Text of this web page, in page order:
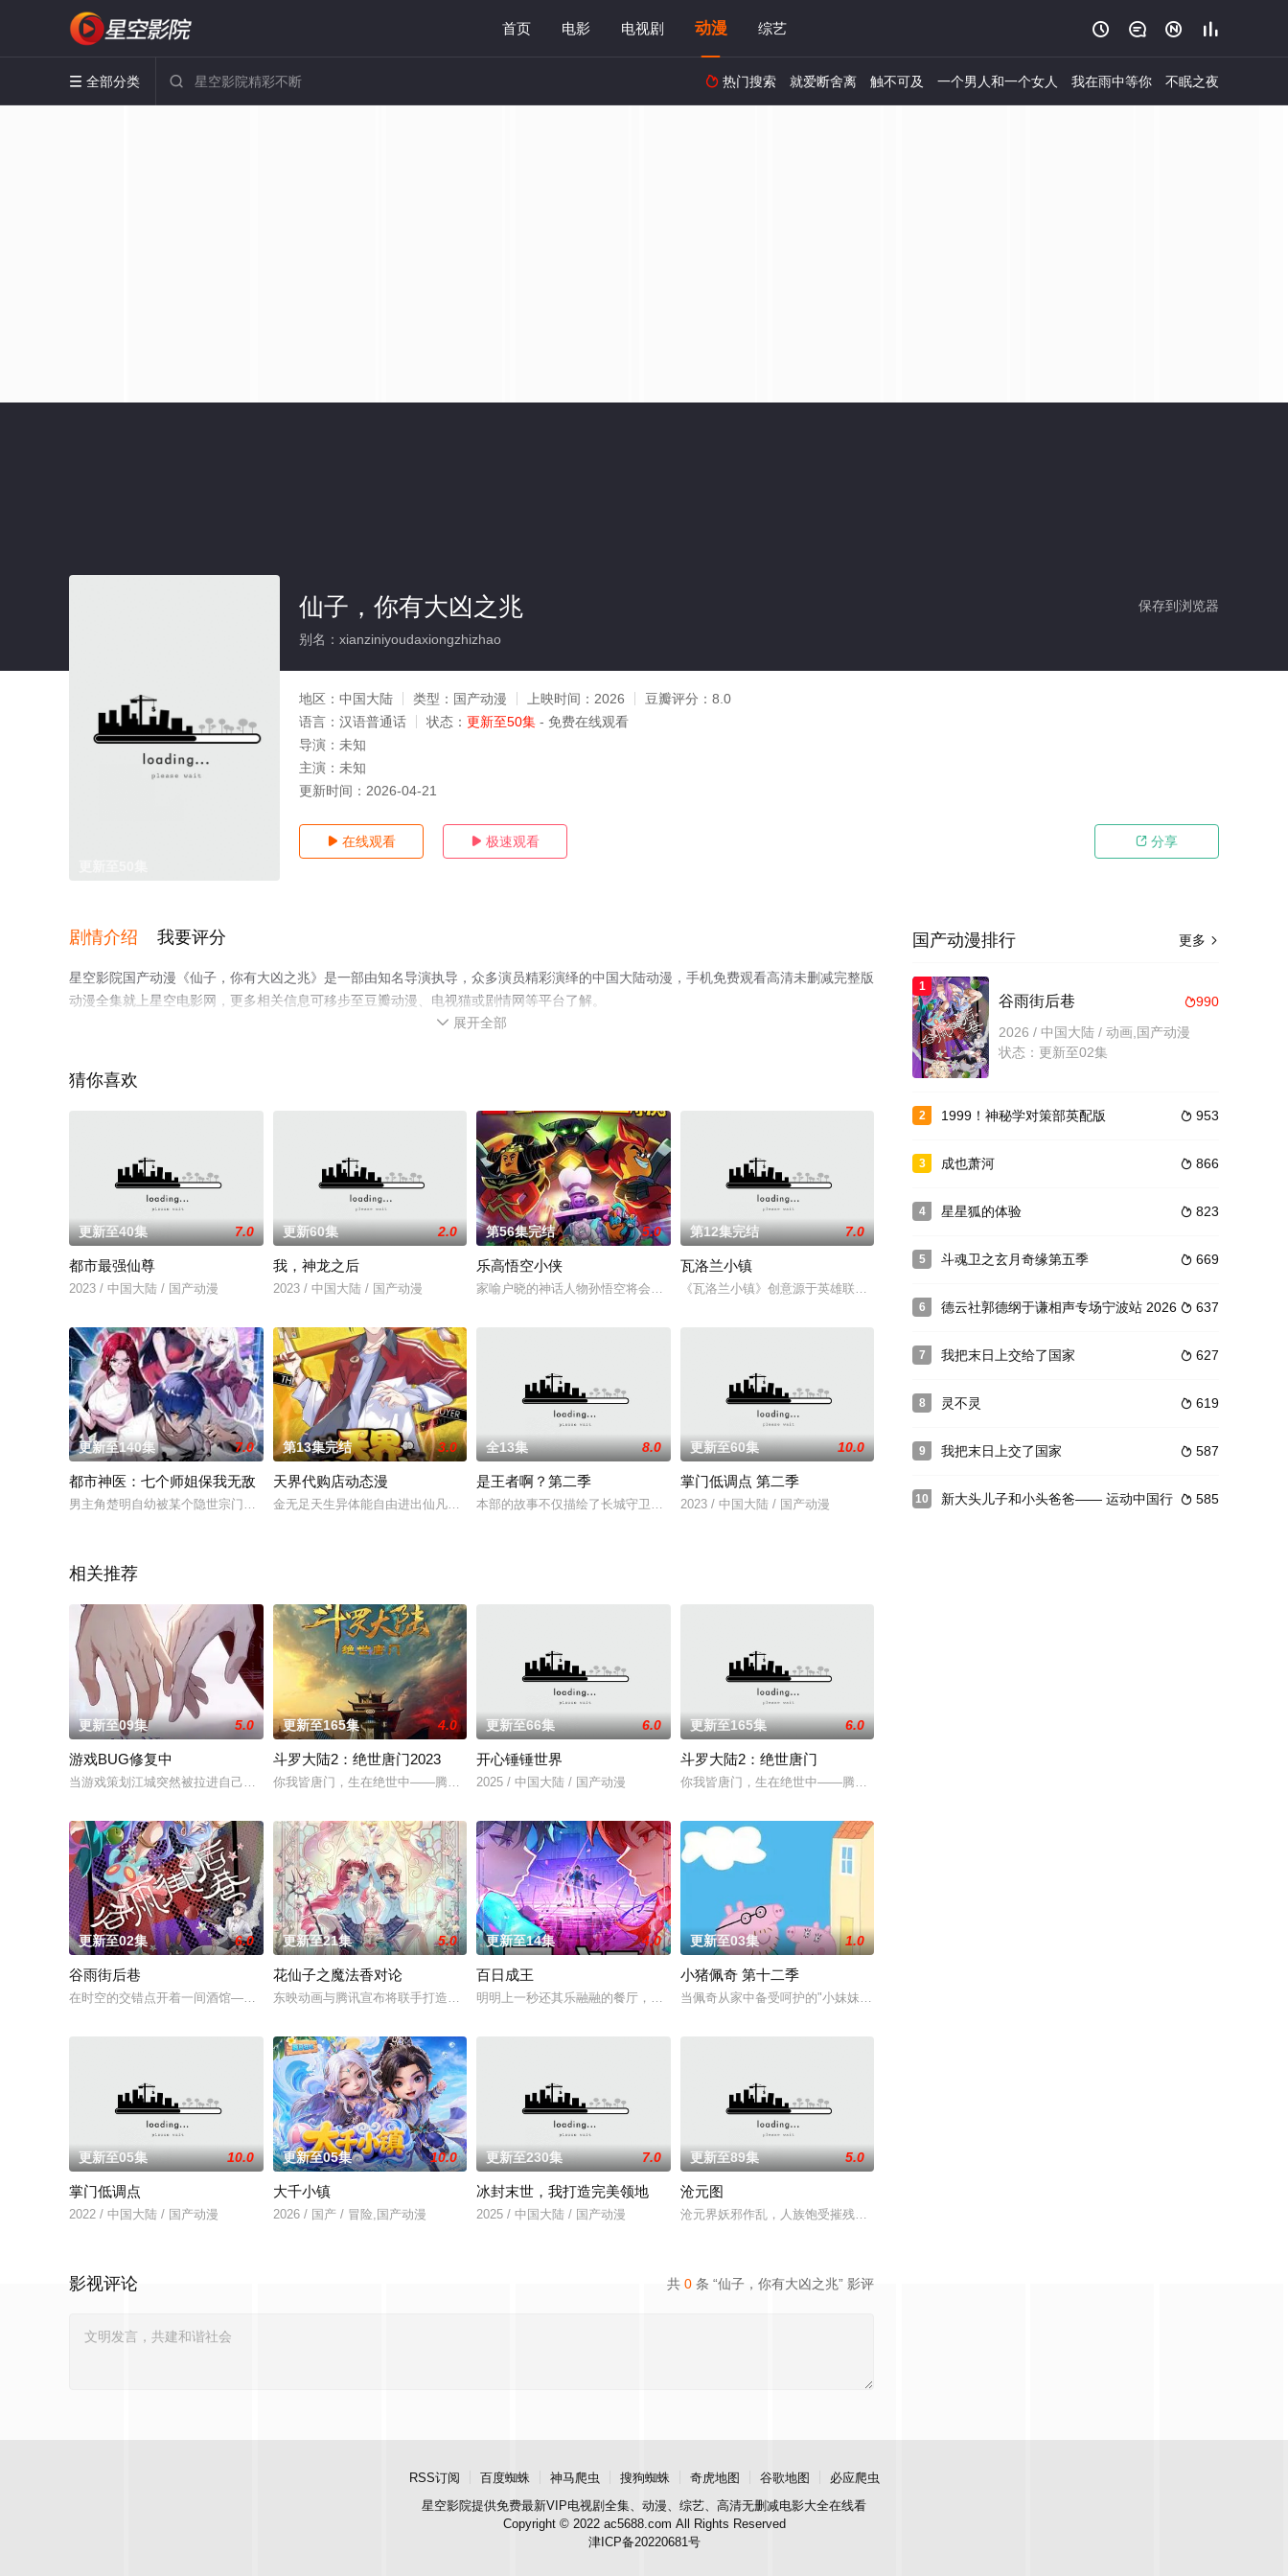
首页 电影 电视剧 动漫 综艺    
 全部分类   热门搜索 就爱断舍离 触不可及 一个男人和一个女人 我在雨中等你 不眠之夜
保存到浏览器
仙子，你有大凶之兆
别名：xianziniyoudaxiongzhizhao
地区： 中国大陆 类型： 国产动漫 上映时间： 2026 豆瓣评分： 8.0
语言： 汉语普通话 状态： 更新至50集 - 免费在线观看
导演： 未知
主演： 未知
更新时间： 2026-04-21
 在线观看  极速观看  分享
剧情介绍 我要评分
星空影院国产动漫《仙子，你有大凶之兆》是一部由知名导演执导，众多演员精彩演绎的中国大陆动漫，手机免费观看高清未删减完整版
动漫全集就上星空电影网，更多相关信息可移步至豆瓣动漫、电视猫或剧情网等平台了解。
 展开全部
猜你喜欢
更新至40集 7.0
都市最强仙尊
2023 / 中国大陆 / 国产动漫
更新60集 2.0
我，神龙之后
2023 / 中国大陆 / 国产动漫
第56集完结 5.0
乐高悟空小侠
家喻户晓的神话人物孙悟空将会在这一部动画系列剧中化身为“齐小天”，一个着迷于《西游记》古老传说的少年，他梦想着能成为和孙
第12集完结 7.0
瓦洛兰小镇
《瓦洛兰小镇》创意源于英雄联盟手游，讲述了富家小姐拉克丝为了逃离哥哥盖伦的掌控，..
更新至140集 7.0
都市神医：七个师姐保我无敌
男主角楚明自幼被某个隐世宗门七位师父收养，二十年里他将七位师父的绝学尽数掌握，就...
第13集完结 3.0
天界代购店动态漫
金无足天生异体能自由进出仙凡两界，在爷爷紫玄真人的指引下开设了一家专门面向神仙兜售凡间物品的代购店。金无足将现今多类新潮
全13集 8.0
是王者啊？第二季
本部的故事不仅描绘了长城守卫军以及都护府的日常生活，还从不同阵营角色的视角来展现云中漠地的生活场景。不管是驻守边疆的长城
更新至60集 10.0
掌门低调点 第二季
2023 / 中国大陆 / 国产动漫
相关推荐
更新至09集 5.0
游戏BUG修复中
当游戏策划江城突然被拉进自己精心打造的数字世界时，他原本以为能在这片熟悉的地方游刃有余。然而，令他震惊的是，游戏中强大无
更新至165集 4.0
斗罗大陆2：绝世唐门2023
你我皆唐门，生在绝世中——腾讯视频《斗罗大陆绝世唐门》动画正式启动！
更新至66集 6.0
开心锤锤世界
2025 / 中国大陆 / 国产动漫
更新至165集 6.0
斗罗大陆2：绝世唐门
你我皆唐门，生在绝世中——腾讯视频《斗罗大陆绝世唐门》动画正式启动！
更新至02集 6.0
谷雨街后巷
在时空的交错点开着一间酒馆——谷雨街后巷。 无论城市的角落，还是繁星坠落的荒漠， 穿过现实的迷宫，欢迎光临“谷雨街后巷”
更新至21集 5.0
花仙子之魔法香对论
东映动画与腾讯宣布将联手打造『花仙子』全新动画 新作将继承经典、结合潮流、呈现崭新的花仙子世界。
更新至14集 4.0
百日成王
明明上一秒还其乐融融的餐厅，下一秒竟然血流成河……明明是爱民如子的君王下一秒竟然变成嗜血凶兽……“明”失去了一切在乎的人
更新至03集 1.0
小猪佩奇 第十二季
当佩奇从家中备受呵护的"小妹妹"一跃成为肩负责任的"大姐姐"，而乔治从集万千宠爱
更新至05集 10.0
掌门低调点
2022 / 中国大陆 / 国产动漫
更新至05集 10.0
大千小镇
2026 / 国产 / 冒险,国产动漫
更新至230集 7.0
冰封末世，我打造完美领地
2025 / 中国大陆 / 国产动漫
更新至89集 5.0
沧元图
沧元界妖邪作乱，人族饱受摧残，主角孟川自小立下为母复仇的誓言，以镜湖道院为起点，凭借坚毅无畏的心
共 0 条 “仙子，你有大凶之兆” 影评
影视评论
更多 
国产动漫排行
1
990
谷雨街后巷
2026 / 中国大陆 / 动画,国产动漫
状态：更新至02集
2  953
1999！神秘学对策部英配版
3  866
成也萧河
4  823
星星狐的体验
5  669
斗魂卫之玄月奇缘第五季
6  637
德云社郭德纲于谦相声专场宁波站 2026
7  627
我把末日上交给了国家
8  619
灵不灵
9  587
我把末日上交了国家
10  585
新大头儿子和小头爸爸—— 运动中国行
RSS订阅 百度蜘蛛 神马爬虫 搜狗蜘蛛 奇虎地图 谷歌地图
必应爬虫
星空影院提供免费最新VIP电视剧全集、动漫、综艺、高清无删减电影大全在线看
Copyright © 2022 ac5688.com All Rights Reserved
津ICP备20220681号